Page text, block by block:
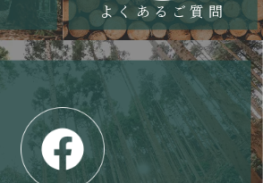
よくあるご質問